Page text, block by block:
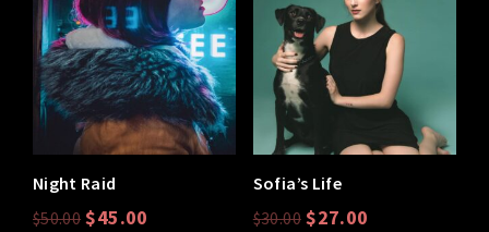
Night Raid
$50.00 $45.00
Sofia’s Life
$30.00 $27.00